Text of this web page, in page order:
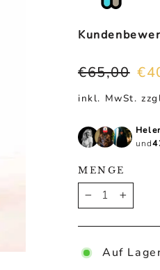
Normaler
€65,00
inkl. MwSt.
und
MENGE
+
Auf